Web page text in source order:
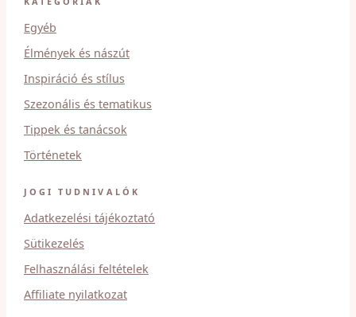
Egyéb
Élmények és nászút
Inspiráció és stílus
Szezonális és tematikus
Tippek és tanácsok
Történetek
JOGI TUDNIVALÓK
Adatkezelési tájékoztató
Sütikezelés
Felhasználási feltételek
Affiliate nyilatkozat